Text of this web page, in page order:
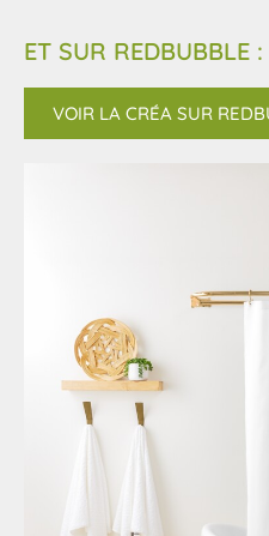
ET SUR REDBUBBLE :
VOIR LA CRÉA SUR